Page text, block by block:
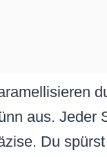
aus. Jeder
Du